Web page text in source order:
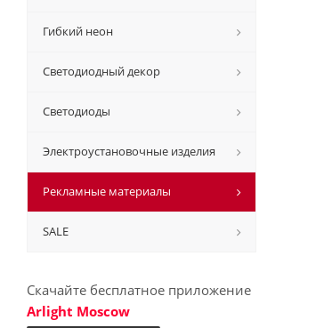
Гибкий неон
Светодиодный декор
Светодиоды
Электроустановочные изделия
Рекламные материалы
SALE
Скачайте бесплатное приложение
Arlight Moscow